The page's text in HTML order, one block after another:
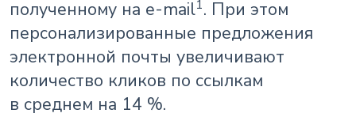
полученному на e-mail1. При этом
персонализированные предложения
электронной почты увеличивают
количество кликов по ссылкам
в среднем на 14 %.